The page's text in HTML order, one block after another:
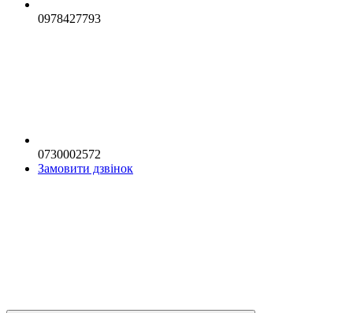
0978427793
0730002572
Замовити дзвінок